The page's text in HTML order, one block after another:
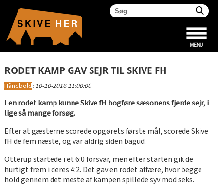
RODET KAMP GAV SEJR TIL SKIVE FH
Håndbold:10-10-2016 11:00:00
I en rodet kamp kunne Skive fH bogføre sæsonens fjerde sejr, i
lige så mange forsøg.
Efter at gæsterne scorede opgørets første mål, scorede Skive
fH de fem næste, og var aldrig siden bagud.
Otterup startede i et 6:0 forsvar, men efter starten gik de
hurtigt frem i deres 4:2. Det gav en rodet affære, hvor begge
hold gennem det meste af kampen spillede syv mod seks.